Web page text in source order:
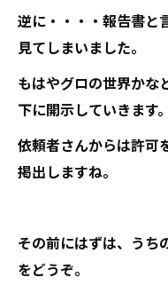
逆に・・・・報告書と
見てしまいました。
もはやグロの世界かな
下に開示していきます。
依頼者さんからは許可
掲出しますね。
その前にはずは、うち
をどうぞ。